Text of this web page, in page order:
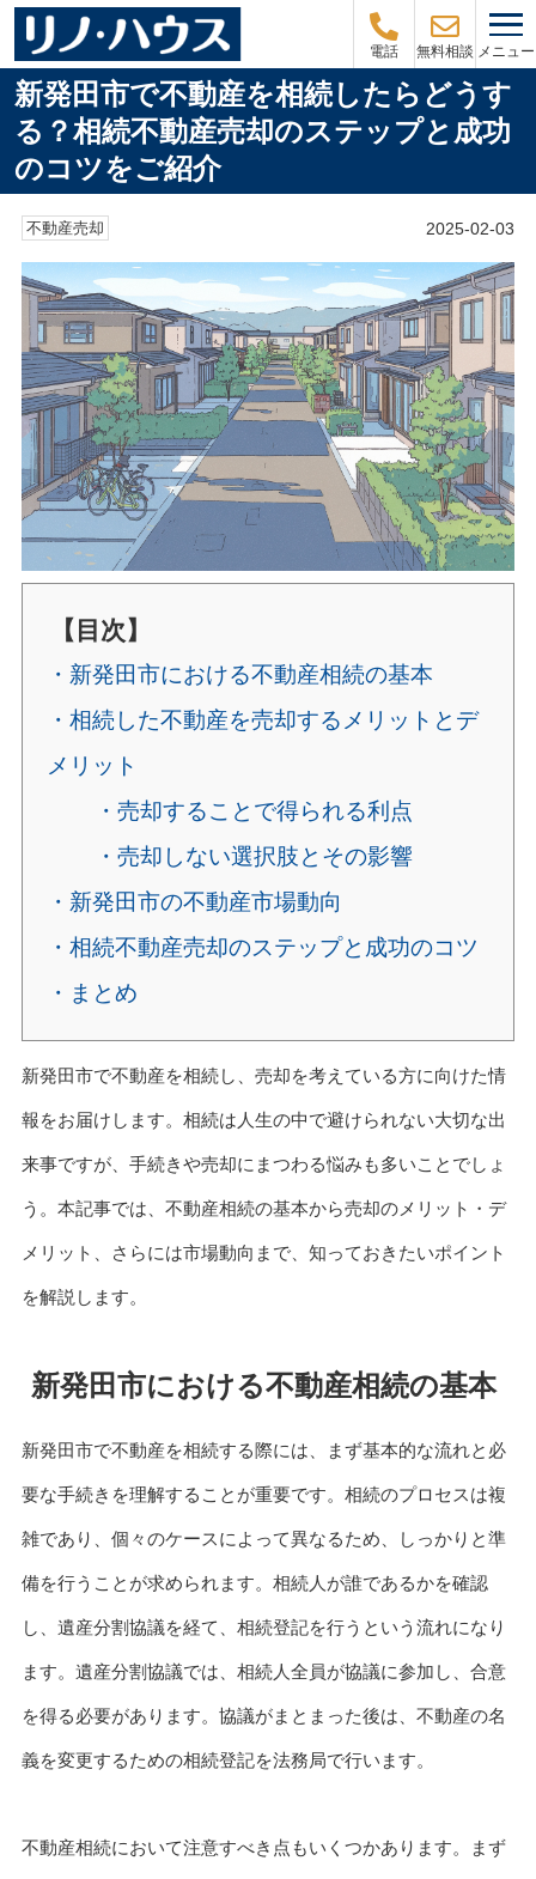
電話 無料相談 メニュー
新発田市で不動産を相続したらどうす
る？相続不動産売却のステップと成功
のコツをご紹介
不動産売却 2025-02-03
【目次】
・新発田市における不動産相続の基本
・相続した不動産を売却するメリットとデ
メリット
・売却することで得られる利点
・売却しない選択肢とその影響
・新発田市の不動産市場動向
・相続不動産売却のステップと成功のコツ
・まとめ
新発田市で不動産を相続し、売却を考えている方に向けた情
報をお届けします。相続は人生の中で避けられない大切な出
来事ですが、手続きや売却にまつわる悩みも多いことでしょ
う。本記事では、不動産相続の基本から売却のメリット・デ
メリット、さらには市場動向まで、知っておきたいポイント
を解説します。
新発田市における不動産相続の基本
新発田市で不動産を相続する際には、まず基本的な流れと必
要な手続きを理解することが重要です。相続のプロセスは複
雑であり、個々のケースによって異なるため、しっかりと準
備を行うことが求められます。相続人が誰であるかを確認
し、遺産分割協議を経て、相続登記を行うという流れになり
ます。遺産分割協議では、相続人全員が協議に参加し、合意
を得る必要があります。協議がまとまった後は、不動産の名
義を変更するための相続登記を法務局で行います。
不動産相続において注意すべき点もいくつかあります。まず